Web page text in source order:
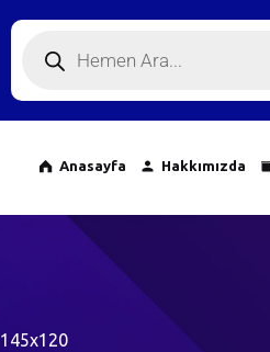
Anasayfa Hakkımızda
145x120